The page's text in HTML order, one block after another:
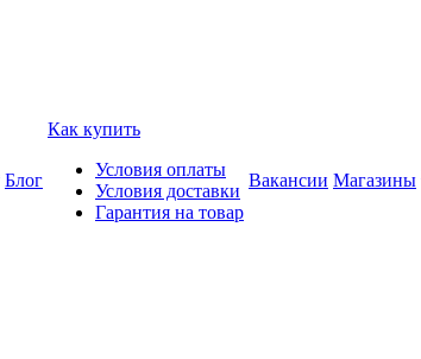
Блог
Как купить
Условия оплаты
Условия доставки
Гарантия на товар
Вакансии Магазины